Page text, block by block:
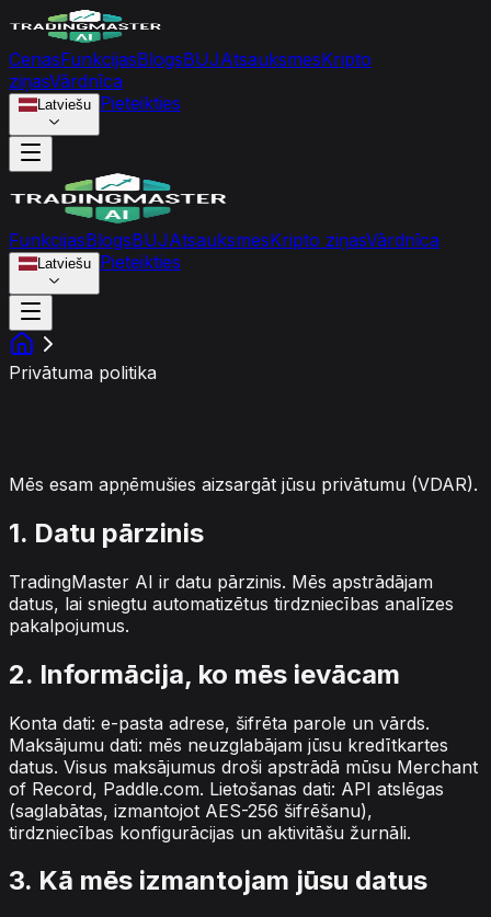
CenasFunkcijasBlogsBUJAtsauksmesKripto
ziņasVārdnīca
Latviešu Pieteikties
FunkcijasBlogsBUJAtsauksmesKripto ziņasVārdnīca
Latviešu Pieteikties
Privātuma politika
Mēs esam apņēmušies aizsargāt jūsu privātumu (VDAR).
1. Datu pārzinis
TradingMaster AI ir datu pārzinis. Mēs apstrādājam
datus, lai sniegtu automatizētus tirdzniecības analīzes
pakalpojumus.
2. Informācija, ko mēs ievācam
Konta dati: e-pasta adrese, šifrēta parole un vārds.
Maksājumu dati: mēs neuzglabājam jūsu kredītkartes
datus. Visus maksājumus droši apstrādā mūsu Merchant
of Record, Paddle.com. Lietošanas dati: API atslēgas
(saglabātas, izmantojot AES-256 šifrēšanu),
tirdzniecības konfigurācijas un aktivitāšu žurnāli.
3. Kā mēs izmantojam jūsu datus